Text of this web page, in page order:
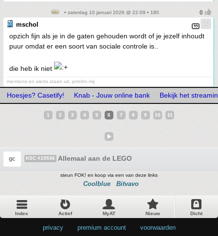
• zaterdag 10 januari 2026 @ 22:09 • 180
mschol
opzich fijn als je in de gaten gehouden wordt of je jezelf inhoudt
puur omdat er een soort van sociale controle is..
die heb ik niet
mentions en alerts staan uit, pm/dm mij
Hoesjes? Casetify! Knab - Jouw online bank Bekijk het
1 2 3 4 5 6 7 8 9 10 11
gc KSC #19536 Allemaal aan de LEGO
steun FOK! en koop via een van deze links
Coolblue Bitvavo
Index Actief MyAT Nieuw Dicht
privacy premium account voorwaarden